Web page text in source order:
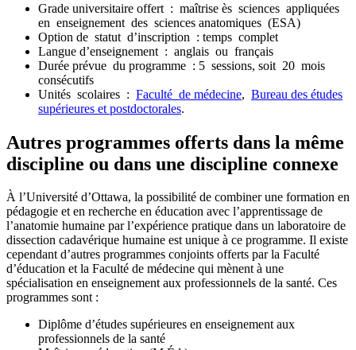
Grade universitaire offert : maîtrise ès sciences appliquées
en enseignement des sciences anatomiques (ESA)
Option de statut d’inscription : temps complet
Langue d’enseignement : anglais ou français
Durée prévue du programme : 5 sessions, soit 20 mois
consécutifs
Unités scolaires : Faculté de médecine, Bureau des études
supérieures et postdoctorales.
Autres programmes offerts dans la même
discipline ou dans une discipline connexe
À l’Université d’Ottawa, la possibilité de combiner une formation en
pédagogie et en recherche en éducation avec l’apprentissage de
l’anatomie humaine par l’expérience pratique dans un laboratoire de
dissection cadavérique humaine est unique à ce programme. Il existe
cependant d’autres programmes conjoints offerts par la Faculté
d’éducation et la Faculté de médecine qui mènent à une
spécialisation en enseignement aux professionnels de la santé. Ces
programmes sont :
Diplôme d’études supérieures en enseignement aux
professionnels de la santé